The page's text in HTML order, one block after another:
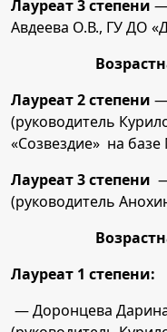
Лауреат 3 степени
Авдеева О.В., ГУ ДО
Лауреат 2 степени —
(руководитель
«Созвездие» на
Лауреат 3 степени
(руководитель
Лауреат 1 степени:
— Доронцева